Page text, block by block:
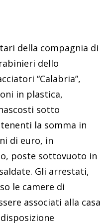
della compagnia di
dello
“Calabria”,
in plastica,
sotto
la somma in
di euro, in
poste sottovuoto in
Gli arrestati,
le camere di
associati alla casa